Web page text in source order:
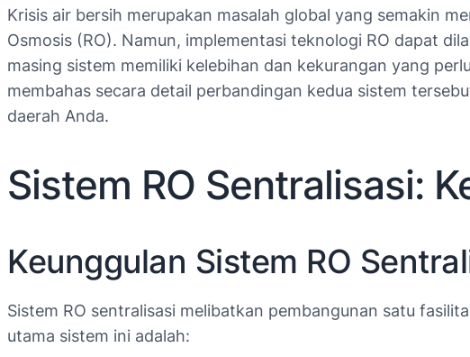
Krisis air bersih merupakan masalah global yang semakin
Osmosis (RO). Namun, implementasi teknologi RO dapat
masing sistem memiliki kelebihan dan kekurangan yang
membahas secara detail perbandingan kedua sistem
daerah Anda.
Sistem RO Sentralisasi:
Keunggulan Sistem RO
Sistem RO sentralisasi melibatkan pembangunan satu
utama sistem ini adalah: